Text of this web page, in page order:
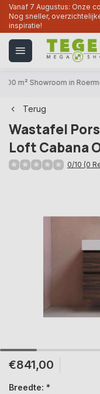
Vanaf 7 Augustus: Onze
Nog sneller,
inspiratie!
m² Showroom in
Terug
Wastafel
Loft Cabana
0/10 (0
€841,00
Breedte: *